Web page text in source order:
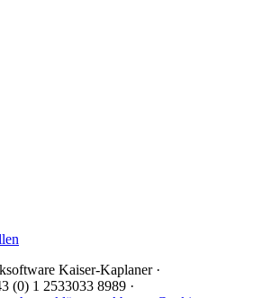
Kaiser-Kaplaner ·
(0) 1 2533033 8989 ·